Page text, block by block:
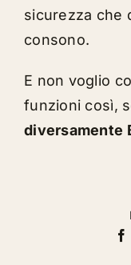
sicurezza che
consono.
E non voglio
funzioni così,
diversamente